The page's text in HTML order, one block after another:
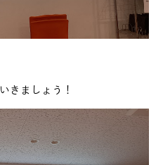
きましょう！